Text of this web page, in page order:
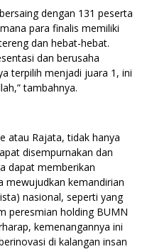
dengan 131 peserta
para finalis memiliki
dan hebat-hebat.
dan berusaha
terpilih menjadi juara 1, ini
tambahnya.
atau Rajata, tidak hanya
disempurnakan dan
dapat memberikan
mewujudkan kemandirian
nasional, seperti yang
peresmian holding BUMN
kemenangannya ini
di kalangan insan